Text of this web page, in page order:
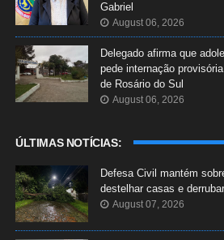
Gabriel
August 06, 2026
Delegado afirma que
pede internação
de Rosário do Sul
August 06, 2026
ÚLTIMAS NOTÍCIAS:
Defesa Civil mantém
destelhar casas e
August 07, 2026